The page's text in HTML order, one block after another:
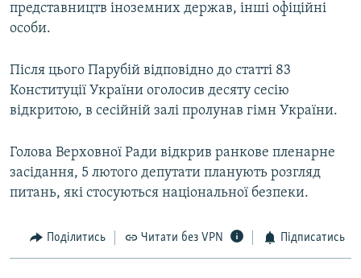
Усі сайти RFE/RL
представництв іноземних держав, інші офіційні
особи.
Після цього Парубій відповідно до статті 83
Конституції України оголосив десяту сесію
відкритою, в сесійній залі пролунав гімн України.
Голова Верховної Ради відкрив ранкове пленарне
засідання, 5 лютого депутати планують розгляд
питань, які стосуються національної безпеки.
Поділитись Читати без VPN Підписатись